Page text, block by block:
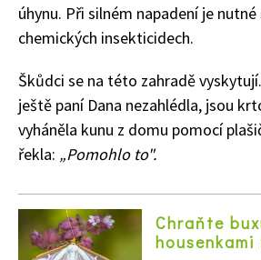
úhynu. Při silném napadení je
chemických insekticidech.
Škůdci se na této zahradě
ještě paní Dana nezahlédla, jsou
vyháněla kunu z domu pomocí
řekla: „Pomohlo to".
Chraňte